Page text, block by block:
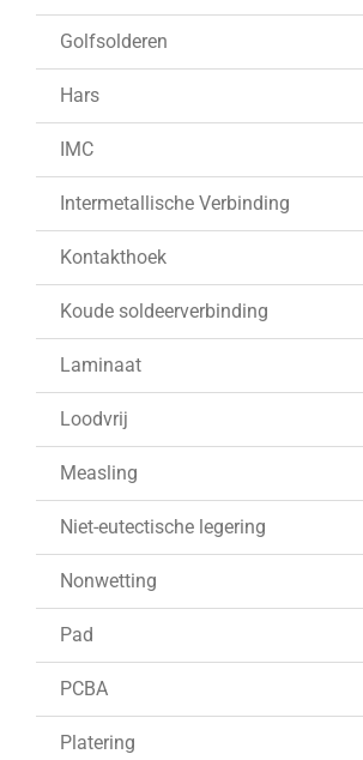
Golfsolderen
Hars
IMC
Intermetallische Verbinding
Kontakthoek
Koude soldeerverbinding
Laminaat
Loodvrij
Measling
Niet-eutectische legering
Nonwetting
Pad
PCBA
Platering